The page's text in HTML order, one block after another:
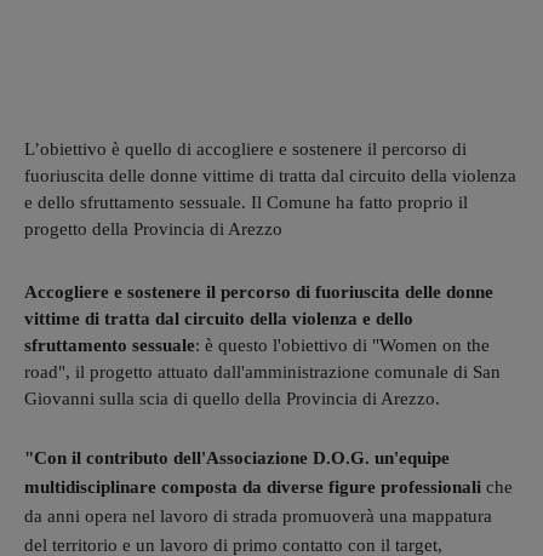
L’obiettivo è quello di accogliere e sostenere il percorso di
fuoriuscita delle donne vittime di tratta dal circuito della violenza
e dello sfruttamento sessuale. Il Comune ha fatto proprio il
progetto della Provincia di Arezzo
Accogliere e sostenere il percorso di fuoriuscita delle donne
vittime di tratta dal circuito della violenza e dello
sfruttamento sessuale: è questo l'obiettivo di "Women on the
road", il progetto attuato dall'amministrazione comunale di San
Giovanni sulla scia di quello della Provincia di Arezzo.
"Con il contributo dell'Associazione D.O.G. un'equipe
multidisciplinare composta da diverse figure professionali che
da anni opera nel lavoro di strada promuoverà una mappatura
del territorio e un lavoro di primo contatto con il target,